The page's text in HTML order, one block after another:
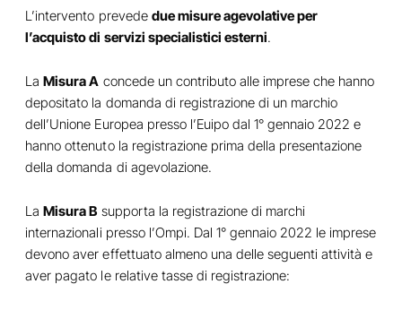
L’intervento prevede due misure agevolative per
l’acquisto di servizi specialistici esterni.
LaMisura A concede un contributo alle imprese che hanno
depositato la domanda di registrazione di un marchio
dell’Unione Europea presso l’Euipo dal 1° gennaio 2022 e
hanno ottenuto la registrazione prima della presentazione
della domanda di agevolazione.
LaMisura B supporta la registrazione di marchi
internazionali presso l’Ompi. Dal 1° gennaio 2022 le imprese
devono aver effettuato almeno una delle seguenti attività e
aver pagato le relative tasse di registrazione: